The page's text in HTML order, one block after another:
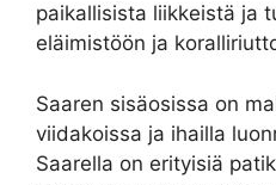
paikallisista liikkeistä ja
eläimistöön ja
Saaren sisäosissa on
viidakoissa ja ihailla
Saarella on erityisiä